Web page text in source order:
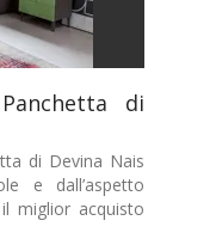
di
di Devina Nais
e dall’aspetto
miglior acquisto